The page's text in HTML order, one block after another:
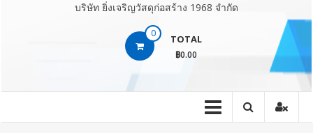
บริษัท ยิ่งเจริญวัสดุก่อสร้าง 1968 จำกัด
0 TOTAL
฿0.00